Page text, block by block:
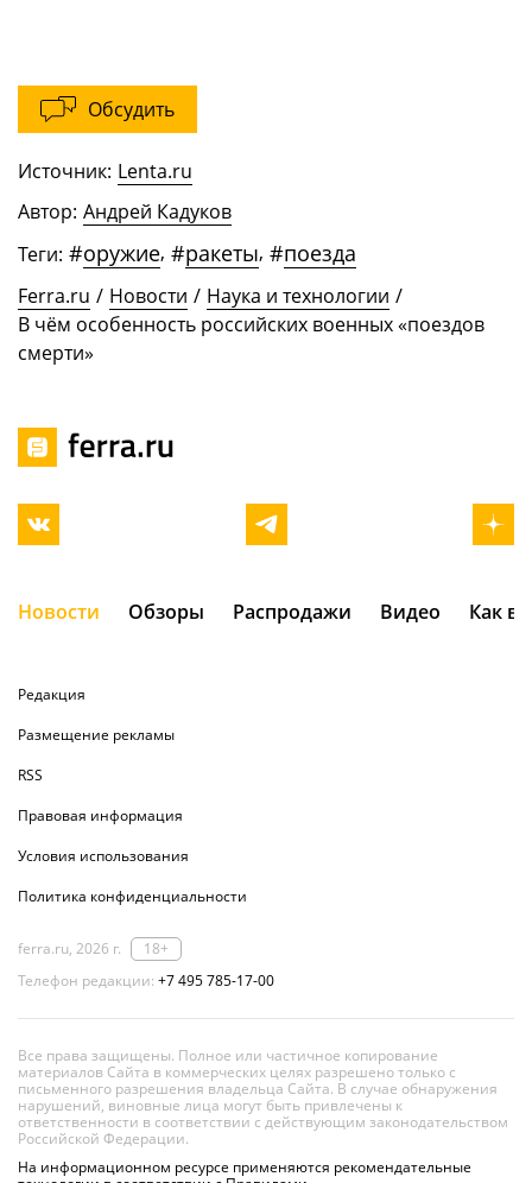
Обсудить
Источник: Lenta.ru
Автор: Андрей Кадуков
Теги: #оружие, #ракеты, #поезда
Ferra.ru / Новости / Наука и технологии /
В чём особенность российских военных «поездов
смерти»
Новости Обзоры Распродажи Видео Как
Редакция
Размещение рекламы
RSS
Правовая информация
Условия использования
Политика конфиденциальности
ferra.ru, 2026 г.
18+
Телефон редакции: +7 495 785-17-00
Все права защищены. Полное или частичное копирование
материалов Сайта в коммерческих целях разрешено только с
письменного разрешения владельца Сайта. В случае обнаружения
нарушений, виновные лица могут быть привлечены к
ответственности в соответствии с действующим законодательством
Российской Федерации.
На информационном ресурсе применяются рекомендательные